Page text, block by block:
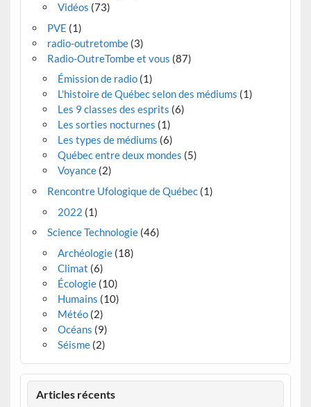
Vidéos (73)
PVE (1)
radio-outretombe(3)
Radio-OutreTombe et vous (87)
Émission de radio(1)
L'histoire de Québec selon des médiums (1)
Les 9 classes des esprits (6)
Les sorties nocturnes (1)
Les types de médiums (6)
Québec entre deux mondes (5)
Voyance(2)
Rencontre Ufologique de Québec(1)
2022 (1)
Science Technologie(46)
Archéologie(18)
Climat (6)
Écologie(10)
Humains (10)
Météo(2)
Océans (9)
Séisme(2)
Articles récents